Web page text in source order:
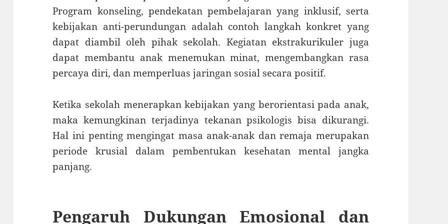
Program konseling, pendekatan pembelajaran yang inklusif, serta
kebijakan anti-perundungan adalah contoh langkah konkret yang
dapat diambil oleh pihak sekolah. Kegiatan ekstrakurikuler juga
dapat membantu anak menemukan minat, mengembangkan rasa
percaya diri, dan memperluas jaringan sosial secara positif.
Ketika sekolah menerapkan kebijakan yang berorientasi pada anak,
maka kemungkinan terjadinya tekanan psikologis bisa dikurangi.
Hal ini penting mengingat masa anak-anak dan remaja merupakan
periode krusial dalam pembentukan kesehatan mental jangka
panjang.
Pengaruh Dukungan Emosional dan